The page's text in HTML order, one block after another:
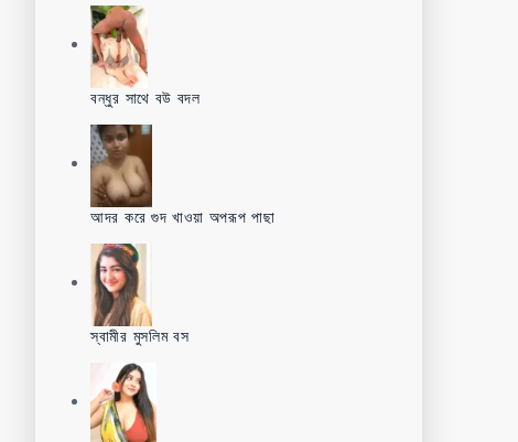
বন্ধুর সাথে বউ বদল
আদর করে গুদ খাওয়া অপরূপ পাছা
স্বামীর মুসলিম বস